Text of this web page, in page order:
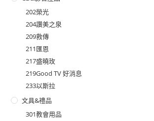
202榮光
204讚美之泉
209救傳
211匯恩
217盛曉玫
219Good TV 好消息
233以斯拉
文具&禮品
301教會用品